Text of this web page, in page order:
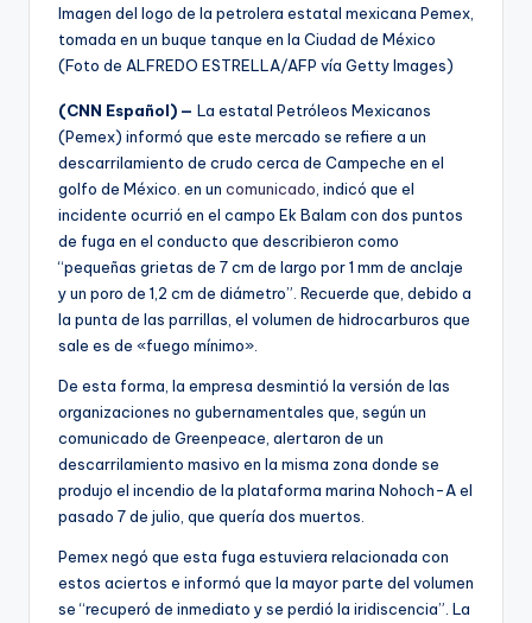
Imagen del logo de la petrolera estatal mexicana Pemex,
tomada en un buque tanque en la Ciudad de México
(Foto de ALFREDO ESTRELLA/AFP vía Getty Images)
(CNN Español) — La estatal Petróleos Mexicanos
(Pemex) informó que este mercado se refiere a un
descarrilamiento de crudo cerca de Campeche en el
golfo de México. en un comunicado , indicó que el
incidente ocurrió en el campo Ek Balam con dos puntos
de fuga en el conducto que describieron como
“pequeñas grietas de 7 cm de largo por 1 mm de anclaje
y un poro de 1,2 cm de diámetro”. Recuerde que, debido a
la punta de las parrillas, el volumen de hidrocarburos que
sale es de «fuego mínimo».
De esta forma, la empresa desmintió la versión de las
organizaciones no gubernamentales que, según un
comunicado de Greenpeace, alertaron de un
descarrilamiento masivo en la misma zona donde se
produjo el incendio de la plataforma marina Nohoch-A el
pasado 7 de julio, que quería dos muertos.
Pemex negó que esta fuga estuviera relacionada con
estos aciertos e informó que la mayor parte del volumen
se “recuperó de inmediato y se perdió la iridiscencia”. La